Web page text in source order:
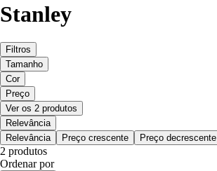
Stanley
Filtros
Tamanho
Cor
Preço
Ver os 2 produtos
Relevância
Relevância
Preço crescente Preço decrescente
2 produtos
Ordenar por